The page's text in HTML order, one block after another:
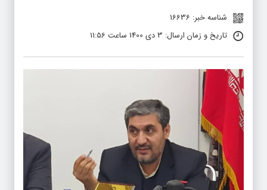
شناسه خبر: 16636
تاریخ و زمان ارسال: 3 دی 1400 ساعت 11:56